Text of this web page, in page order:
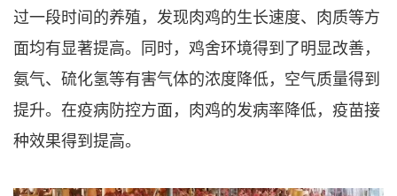
过一段时间的养殖，发现肉鸡的生长速度、肉质等方
面均有显著提高。同时，鸡舍环境得到了明显改善，
氨气、硫化氢等有害气体的浓度降低，空气质量得到
提升。在疫病防控方面，肉鸡的发病率降低，疫苗接
种效果得到提高。